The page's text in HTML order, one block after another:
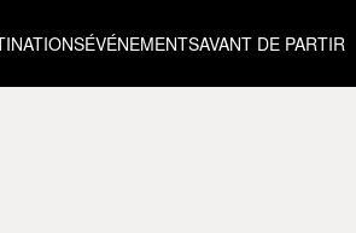
ÉVÉNEMENTSAVANT DE PARTIR